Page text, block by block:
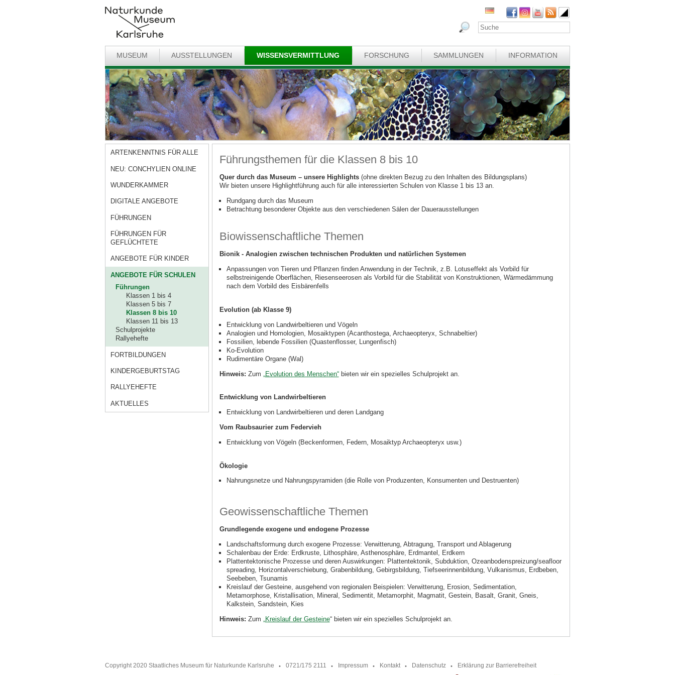
MUSEUM AUSSTELLUNGEN WISSENSVERMITTLUNG FORSCHUNG SAMMLUNGEN INFORMATION
ARTENKENNTNIS FÜR ALLE
NEU: CONCHYLIEN ONLINE
WUNDERKAMMER
DIGITALE ANGEBOTE
FÜHRUNGEN
FÜHRUNGEN FÜR
GEFLÜCHTETE
ANGEBOTE FÜR KINDER
ANGEBOTE FÜR SCHULEN
Führungen
Klassen 1 bis 4
Klassen 5 bis 7
Klassen 8 bis 10
Klassen 11 bis 13
Schulprojekte
Rallyehefte
FORTBILDUNGEN
KINDERGEBURTSTAG
RALLYEHEFTE
AKTUELLES
Führungsthemen für die Klassen 8 bis 10
Quer durch das Museum – unsere Highlights (ohne direkten Bezug zu den Inhalten des Bildungsplans)
Wir bieten unsere Highlightführung auch für alle interessierten Schulen von Klasse 1 bis 13 an.
Rundgang durch das Museum
Betrachtung besonderer Objekte aus den verschiedenen Sälen der Dauerausstellungen
Biowissenschaftliche Themen
Bionik - Analogien zwischen technischen Produkten und natürlichen Systemen
Anpassungen von Tieren und Pflanzen finden Anwendung in der Technik, z.B. Lotuseffekt als Vorbild für
selbstreinigende Oberflächen, Riesenseerosen als Vorbild für die Stabilität von Konstruktionen, Wärmedämmung
nach dem Vorbild des Eisbärenfells
Evolution (ab Klasse 9)
Entwicklung von Landwirbeltieren und Vögeln
Analogien und Homologien, Mosaiktypen (Acanthostega, Archaeopteryx, Schnabeltier)
Fossilien, lebende Fossilien (Quastenflosser, Lungenfisch)
Ko-Evolution
Rudimentäre Organe (Wal)
Hinweis: Zum „Evolution des Menschen“bieten wir ein spezielles Schulprojekt an.
Entwicklung von Landwirbeltieren
Entwicklung von Landwirbeltieren und deren Landgang
Vom Raubsaurier zum Federvieh
Entwicklung von Vögeln (Beckenformen, Federn, Mosaiktyp Archaeopteryx usw.)
Ökologie
Nahrungsnetze und Nahrungspyramiden (die Rolle von Produzenten, Konsumenten und Destruenten)
Geowissenschaftliche Themen
Grundlegende exogene und endogene Prozesse
Landschaftsformung durch exogene Prozesse: Verwitterung, Abtragung, Transport und Ablagerung
Schalenbau der Erde: Erdkruste, Lithosphäre, Asthenosphäre, Erdmantel, Erdkern
Plattentektonische Prozesse und deren Auswirkungen: Plattentektonik, Subduktion, Ozeanbodenspreizung/seafloor
spreading, Horizontalverschiebung, Grabenbildung, Gebirgsbildung, Tiefseerinnenbildung, Vulkanismus, Erdbeben,
Seebeben, Tsunamis
Kreislauf der Gesteine, ausgehend von regionalen Beispielen: Verwitterung, Erosion, Sedimentation,
Metamorphose, Kristallisation, Mineral, Sedimentit, Metamorphit, Magmatit, Gestein, Basalt, Granit, Gneis,
Kalkstein, Sandstein, Kies
Hinweis: Zum „Kreislauf der Gesteine“ bieten wir ein spezielles Schulprojekt an.
Copyright 2020 Staatliches Museum für Naturkunde Karlsruhe 0721/175 2111 Impressum Kontakt Datenschutz Erklärung zur Barrierefreiheit